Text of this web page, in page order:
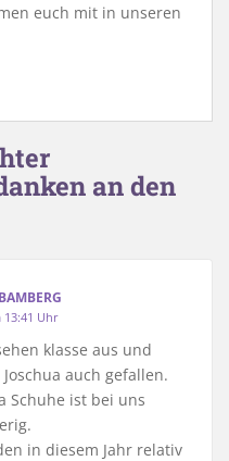
euch mit in unseren
an den
13:41 Uhr
klasse aus und
auch gefallen.
Schuhe ist bei uns
in diesem Jahr relativ